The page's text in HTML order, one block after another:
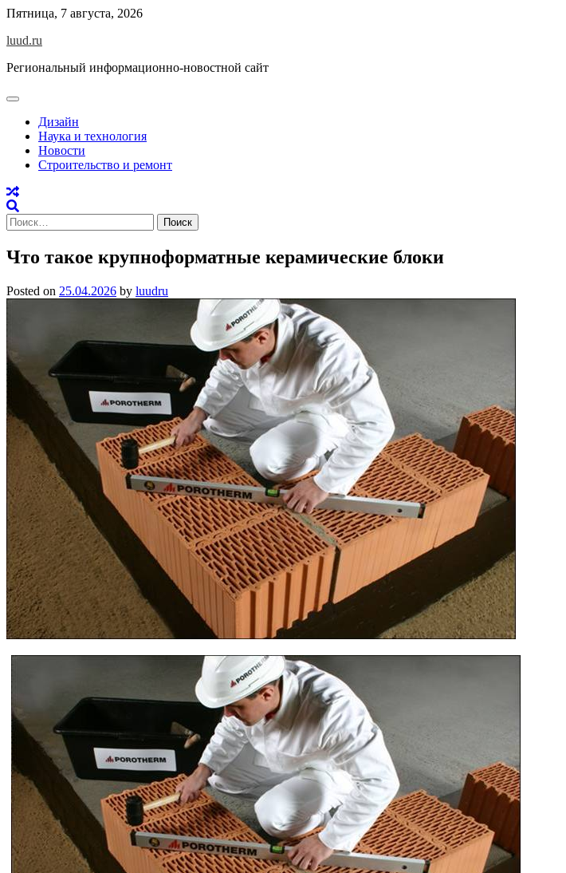
Skip
content
Пятница, 7 августа, 2026
luud.ru
Региональный информационно-новостной сайт
Дизайн
Наука и технология
Новости
Строительство и ремонт
Найти:
Что такое крупноформатные керамические блоки
Posted on 25.04.2026 by luudru